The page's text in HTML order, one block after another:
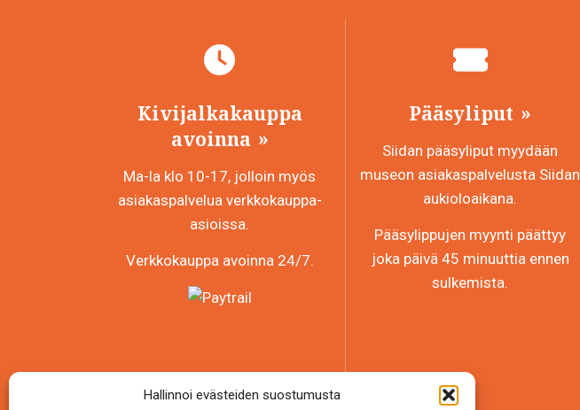
Hallinnoi evästeiden suostumusta
sivulla.
Kivijalkakauppa
avoinna
Ma-la klo 10-17, jolloin myös
asiakaspalvelua verkkokauppa-
asioissa.
Verkkokauppa avoinna 24/7.
Pääsyliput
Siidan pääsyliput myydään
museon asiakaspalvelusta Siidan
aukioloaikana.
Pääsylippujen myynti päättyy
joka päivä 45 minuuttia ennen
sulkemista.